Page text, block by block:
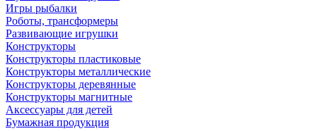
Игры рыбалки
Роботы, трансформеры
Развивающие игрушки
Конструкторы
Конструкторы пластиковые
Конструкторы металлические
Конструкторы деревянные
Конструкторы магнитные
Аксессуары для детей
Бумажная продукция